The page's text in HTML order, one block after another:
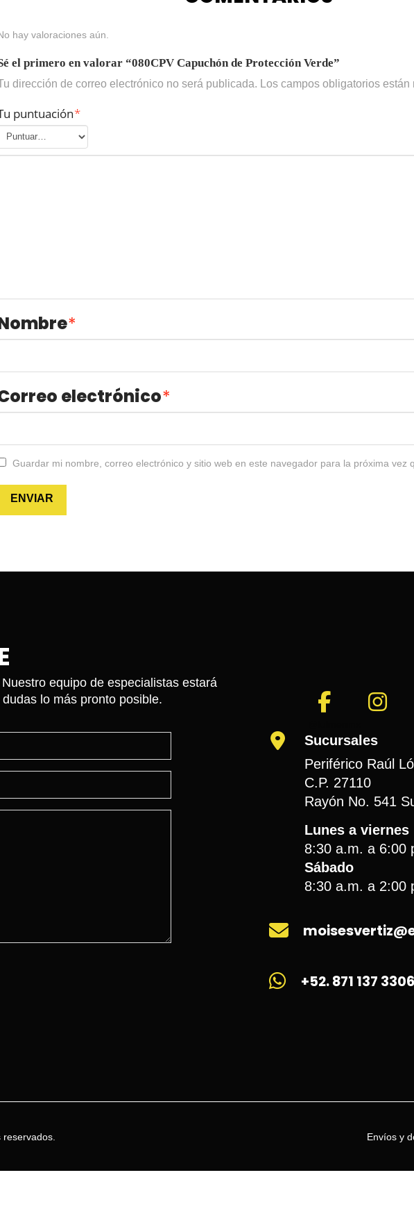
hay valoraciones aún.
el primero en valorar “080CPV Capuchón de Protección Verde”
dirección de correo electrónico no será publicada. Los campos obligatorios
puntuación*
*
electrónico*
Guardar mi nombre, correo electrónico y sitio web en este navegador para la próxima vez
equipo de especialistas estará
lo más pronto posible.
Sucursales
Periférico Raúl
C.P. 27110
Rayón No. 541
Lunes a viernes
8:30 a.m. a 6:00
Sábado
8:30 a.m. a 2:00
+52. 871 137 3306
Envíos y